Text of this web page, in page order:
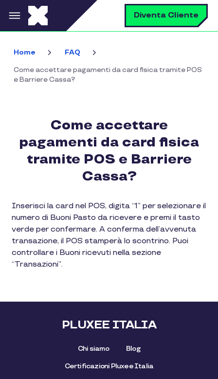
Salta al contenuto principale Diventa Cliente
Home FAQ
Come accettare pagamenti da card fisica tramite POS
e Barriere Cassa?
Come accettare
pagamenti da card fisica
tramite POS e Barriere
Cassa?
Inserisci la card nel POS, digita “1” per selezionare il
numero di Buoni Pasto da ricevere e premi il tasto
verde per confermare. A conferma dell’avvenuta
transazione, il POS stamperà lo scontrino. Puoi
controllare i Buoni ricevuti nella sezione
“Transazioni”.
PLUXEE ITALIA
Chi siamo Blog
Certificazioni Pluxee Italia